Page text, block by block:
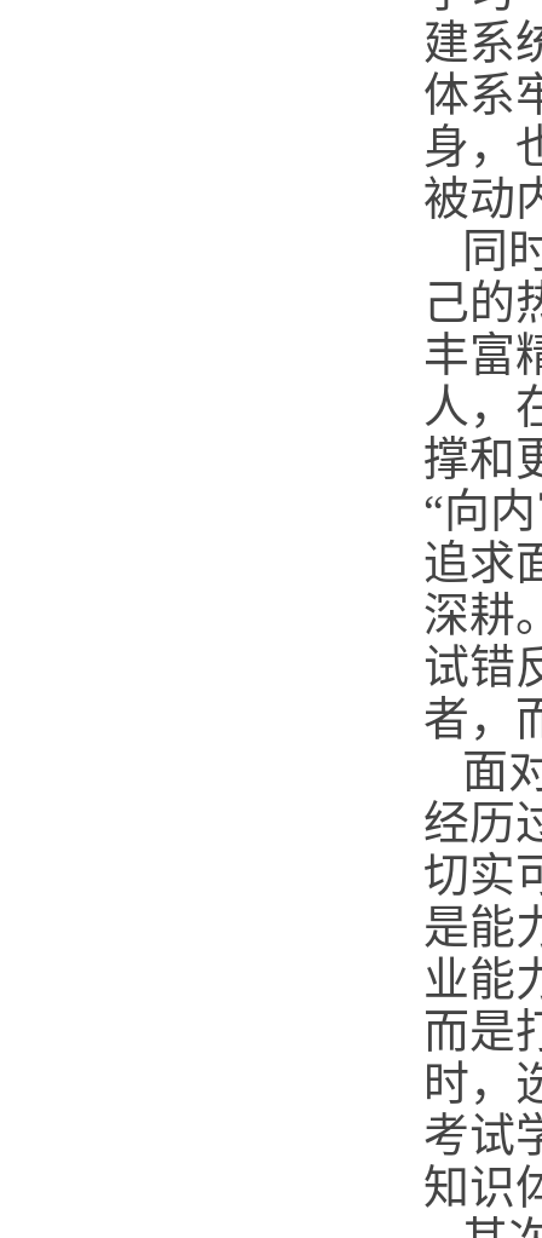
建系
体系
身，
被动
同
己的
丰富
人，
撑和
“向
追求
深耕
试错
者，
面
经历
切实
是能
业能
而是
时，
考试
知识